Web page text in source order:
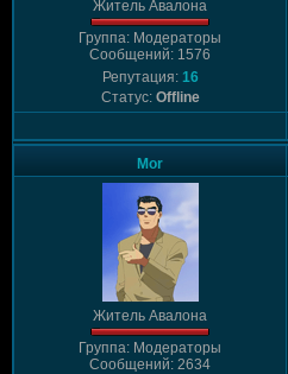
Житель Авалона
Группа: Модераторы
Сообщений: 1576
Репутация: 16
Статус: Offline
Mor
Житель Авалона
Группа: Модераторы
Сообщений: 2634